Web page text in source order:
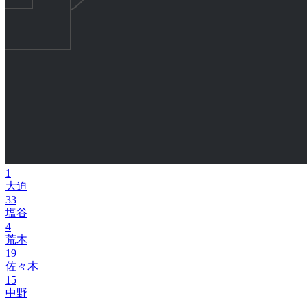
1
大迫
33
塩谷
4
荒木
19
佐々木
15
中野